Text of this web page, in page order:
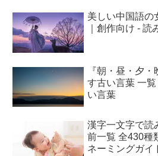
美しい中国語の
｜創作向け - 読
『朝・昼・夕
す古い言葉 一
い言葉
漢字一文字で読
前一覧 全430種
ネーミングガイ